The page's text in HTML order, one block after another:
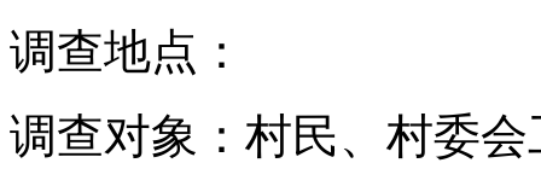
调查地点：
调查对象：村民、村委